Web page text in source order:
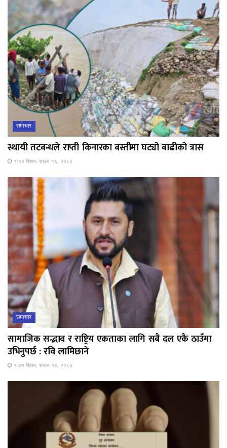
समाचार
स्थायी तटबन्धले राप्ती किनारका बस्तीमा घट्यो बाढीको त्रास
१:१२ बिहान, साउन १६, २०८३
समाचार
सामाजिक सद्भाव र राष्ट्रिय एकताका लागि सबै दल एकै ठाउँमा
उभिनुपर्छ : रवि लामिछाने
१:३७ बिहान, साउन १३, २०८३